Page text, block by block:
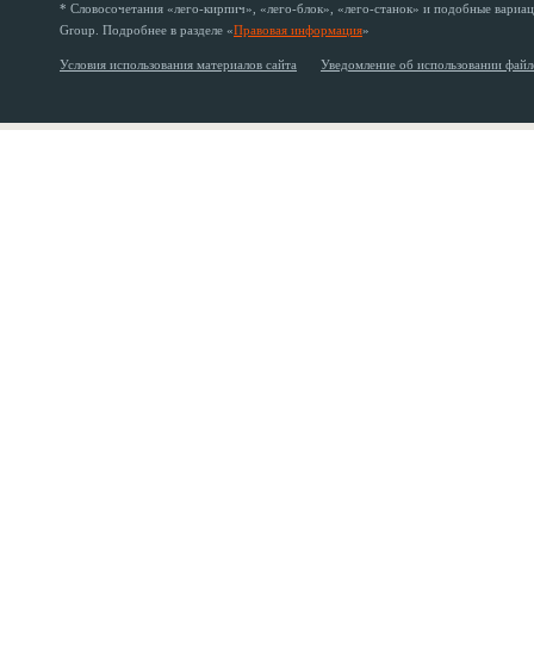
* Словосочетания «лего-кирпич», «лего-блок», «лего-станок» и подобные
Group. Подробнее в разделе «Правовая информация»
Условия использования материалов сайта Уведомление об использовании